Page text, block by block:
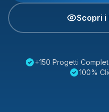
Scopri i
+150 Progetti
100%